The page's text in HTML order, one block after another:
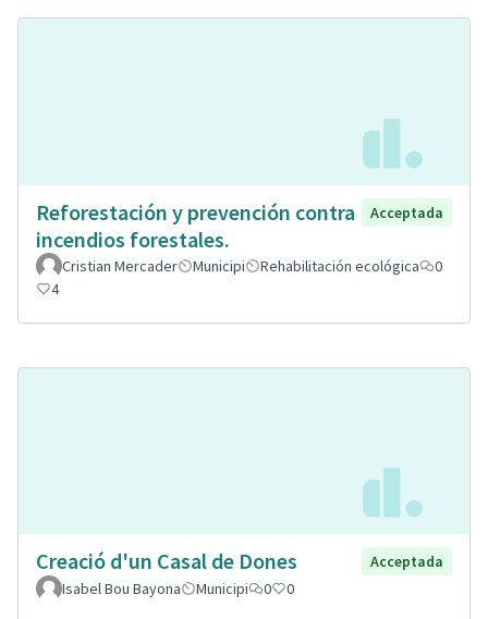
Reforestación y prevención contra
incendios forestales.
Acceptada
Cristian Mercader Municipi Rehabilitación ecológica
0
4
Creació d'un Casal de Dones
Acceptada
Isabel Bou Bayona
Municipi 0 0